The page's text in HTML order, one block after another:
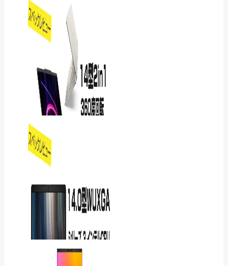
DAIV KM-A7G7Tをレ
ビュー｜4K動画編集と
3DCG制作を高速化できる
高性能PC
【レビュー】Lenovo
IdeaPad 5i 2-in-1 Gen 11